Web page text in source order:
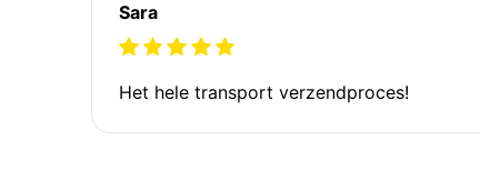
Sara
Het hele transport verzendproces!